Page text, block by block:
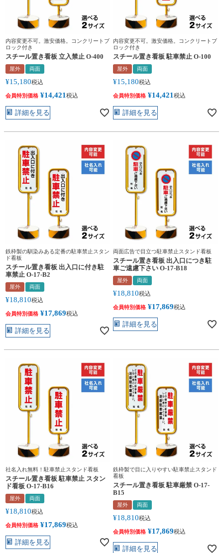
内容変更不可。激安価格。コンクリートブ
ロック付き
スチール置き看板 立入禁止 O-400
屋外 両面
¥15,180税込
会員特別価格 ¥14,421 税込
詳細を見る
内容変更不可。激安価格。コンクリートブ
ロック付き
スチール置き看板 駐車禁止 O-100
屋外 両面
¥15,180税込
会員特別価格 ¥14,421 税込
詳細を見る
鉄枠製の馴染みある定番の駐車禁止スタン
ド看板
スチール置き看板 出入口に付き駐
車禁止 O-17-B2
屋外 両面
¥18,810税込
会員特別価格 ¥17,869税込
詳細を見る
両面広告で目立つ駐車禁止スタンド看板
スチール置き看板 出入口につき駐
車ご遠慮下さい O-17-B18
屋外 両面
¥18,810税込
会員特別価格 ¥17,869税込
詳細を見る
社名入れ無料！駐車禁止スタンド看板
スチール置き看板 駐車禁止 スタン
ド看板 O-17-B16
屋外 両面
¥18,810税込
会員特別価格 ¥17,869税込
詳細を見る
鉄枠製で目に入りやすい駐車禁止スタンド
看板
スチール置き看板 駐車厳禁 O-17-
B15
屋外 両面
¥18,810税込
会員特別価格 ¥17,869税込
詳細を見る